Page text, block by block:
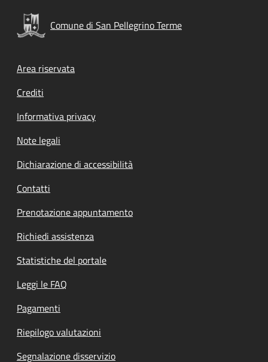
Comune di San Pellegrino Terme
Footer menu
Area riservata
Crediti
Informativa privacy
Note legali
Dichiarazione di accessibilità
Contatti
Prenotazione appuntamento
Richiedi assistenza
Statistiche del portale
Leggi le FAQ
Pagamenti
Riepilogo valutazioni
Segnalazione disservizio